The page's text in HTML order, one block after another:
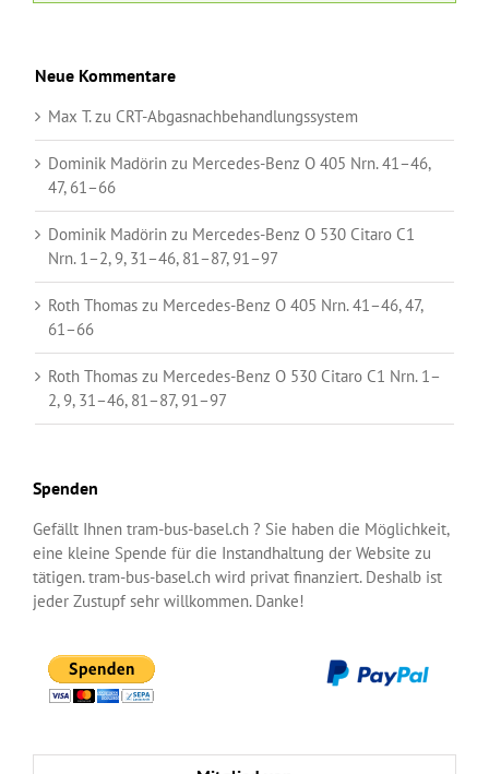
Neue Kommentare
Max T.zu CRT-Abgasnachbehandlungssystem
Dominik Madörin zu Mercedes-Benz O 405 Nrn. 41–46,
47, 61–66
Dominik Madörin zu Mercedes-Benz O 530 Citaro C1
Nrn. 1–2, 9, 31–46, 81–87, 91–97
Roth Thomas zu Mercedes-Benz O 405 Nrn. 41–46, 47,
61–66
Roth Thomas zu Mercedes-Benz O 530 Citaro C1 Nrn. 1–
2, 9, 31–46, 81–87, 91–97
Spenden
Gefällt Ihnen tram-bus-basel.ch ? Sie haben die Möglichkeit,
eine kleine Spende für die Instandhaltung der Website zu
tätigen. tram-bus-basel.ch wird privat finanziert. Deshalb ist
jeder Zustupf sehr willkommen. Danke!